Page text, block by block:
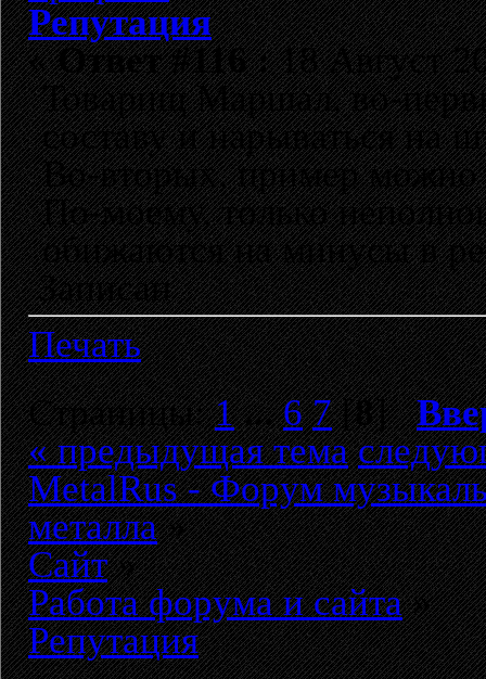
Репутация
«Ответ #116 :18 Август
Товарищ Маршал, во-
составу и нарываться на
Во-вторых, пример можно
По-моему, только
обижаются на минусы в
Записан
Печать
Страницы:1 ...6 7[8]
« предыдущая тема
MetalRus - Форум
металла»
Сайт»
Работа форума и сайта»
Репутация